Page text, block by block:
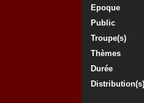
Epoque
Public
Troupe(s)
Thèmes
Durée
Distribution(s)